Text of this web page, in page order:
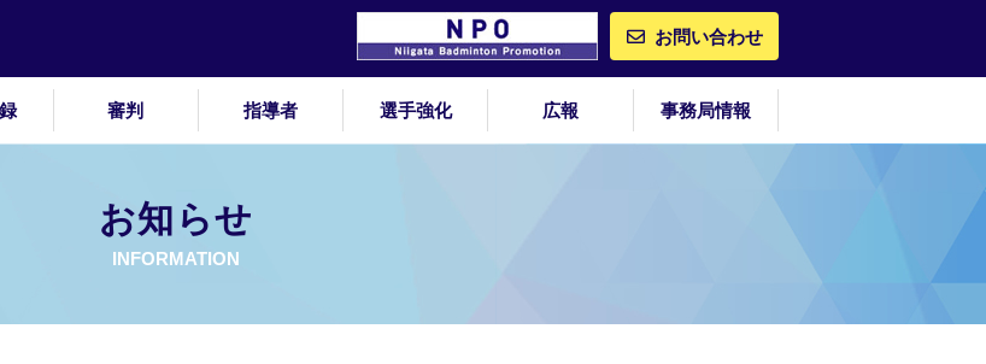
お問い合わせ
審判 指導者 選手強化 広報 事務局情報
お知らせ
INFORMATION